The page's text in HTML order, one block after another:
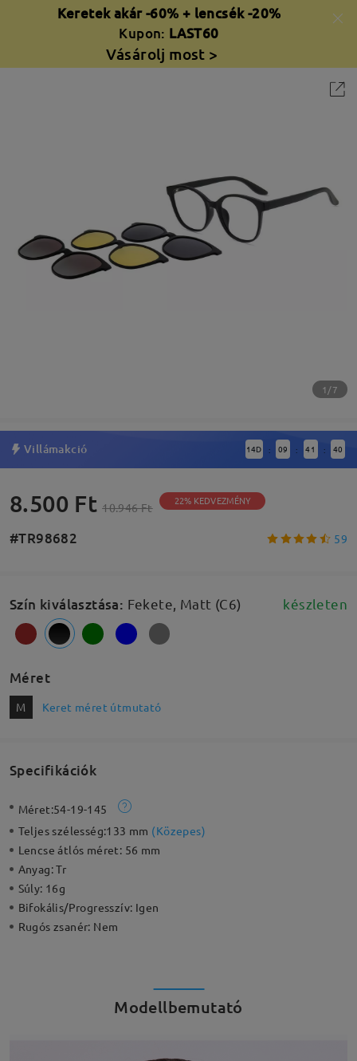
Keretek akár -60% + lencsék -20%
Kupon: LAST60
Vásárolj most >
1/7
Villámakció 14D : 09 : 41 : 40
8.500 Ft 10.946 Ft 22% KEDVEZMÉNY
#TR98682 59
Szín kiválasztása: Fekete, Matt (C6) készleten
Méret
M Keret méret útmutató
Specifikációk
Méret:54-19-145
Teljes szélesség:133 mm (Közepes)
Lencse átlós méret: 56 mm
Anyag:Tr
Súly: 16g
Bifokális/Progresszív: Igen
Rugós zsanér: Nem
Modellbemutató